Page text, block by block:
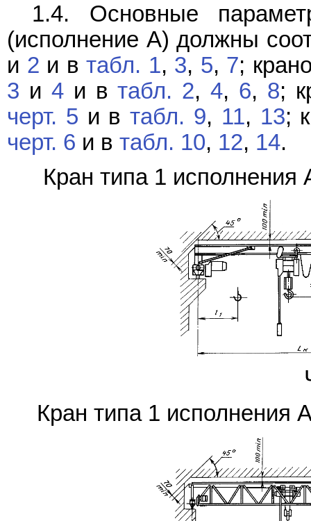
1.4. Основные
(исполнение А) должны
и 2 и в табл. 1, 3, 5, 7;
3 и 4и втабл. 2,4, 6, 8;
черт. 5 и втабл. 9, 11, 13;
черт. 6 и в табл. 10, 12, 14.
Кран типа 1 исполнения
Кран типа 1 исполнения